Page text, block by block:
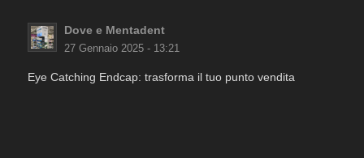
Dove e Mentadent
27 Gennaio 2025 - 13:21
Eye Catching Endcap: trasforma il tuo punto vendita